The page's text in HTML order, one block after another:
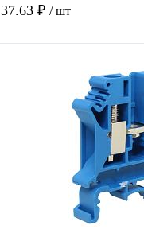
37.63 ₽ / шт
Купить в 1 клик